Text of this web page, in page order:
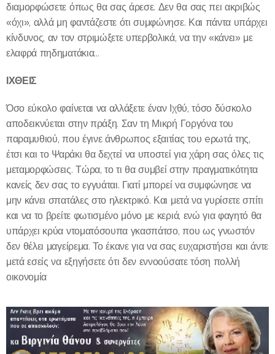
διαμορφώσετε όπως θα σας άρεσε. Δεν θα σας πει ακριβώς
«όχι», αλλά μη φαντάζεστε ότι συμφώνησε. Και πάντα υπάρχει
κίνδυνος, αν τον στριμώξετε υπερβολικά, να την «κάνει» με
ελαφρά πηδηματάκια...
ΙΧΘΕΙΣ
Όσο εύκολο φαίνεται να αλλάξετε έναν Ιχθύ, τόσο δύσκολο
αποδεικνύεται στην πράξη. Σαν τη Μικρή Γοργόνα του
παραμυθιού, που έγινε άνθρωπος εξαιτίας του eρωτά της,
έτσι και το Ψαράκι θα δεχτεί να υποστεί για χάρη σας όλες τις
μεταμορφώσεις. Τώρα, το τι θα συμβεί στην πραγματικότητα
κανείς δεν σας το εγγυάται. Γιατί μπορεί να συμφώνησε να
μην κάνει σπατάλες στο ηλεκτρικό. Και μετά να γυρίσετε σπίτι
και να το βρείτε φωτισμένο μόνο με κεριά, ενώ για φαγητό θα
υπάρχει κρύα ντοματόσουπα γκασπάτσο, που ως γνωστόν
δεν θέλει μαγείρεμα. Το έκανε για να σας ευχαριστήσει και άντε
μετά εσείς να εξηγήσετε ότι δεν εννοούσατε τόση πολλή
οικονομία